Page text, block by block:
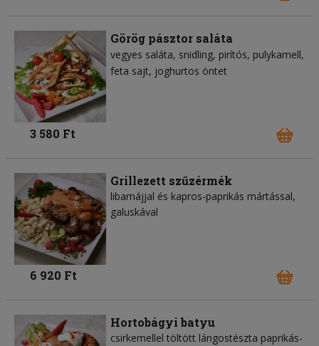
Görög pásztor saláta
vegyes saláta snidling pirítós pulykamell
feta sajt joghurtos öntet
3 580 Ft
Grillezett szűzérmék
libamájjal és kapros-paprikás mártással,
galuskával
6 920 Ft
Hortobágyi batyu
csirkemellel töltött lángostészta paprikás-